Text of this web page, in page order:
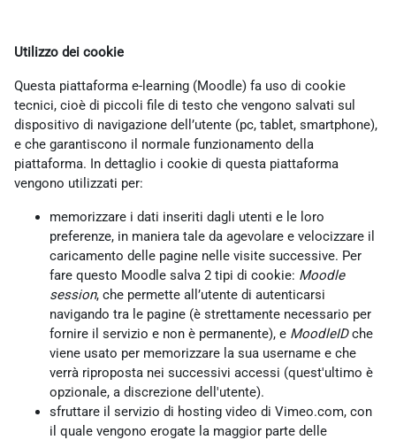
Utilizzo dei cookie
Questa piattaforma e-learning (Moodle) fa uso di cookie
tecnici, cioè di piccoli file di testo che vengono salvati sul
dispositivo di navigazione dell’utente (pc, tablet, smartphone),
e che garantiscono il normale funzionamento della
piattaforma. In dettaglio i cookie di questa piattaforma
vengono utilizzati per:
memorizzare i dati inseriti dagli utenti e le loro
preferenze, in maniera tale da agevolare e velocizzare il
caricamento delle pagine nelle visite successive. Per
fare questo Moodle salva 2 tipi di cookie: Moodle
session, che permette all’utente di autenticarsi
navigando tra le pagine (è strettamente necessario per
fornire il servizio e non è permanente), e MoodleIDche
viene usato per memorizzare la sua username e che
verrà riproposta nei successivi accessi (quest'ultimo è
opzionale, a discrezione dell'utente).
sfruttare il servizio di hosting video di Vimeo.com, con
il quale vengono erogate la maggior parte delle